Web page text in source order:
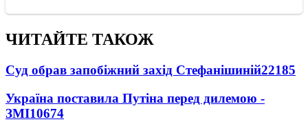
ЧИТАЙТЕ ТАКОЖ
Суд обрав запобіжний захід Стефанішиній22185
Україна поставила Путіна перед дилемою -
ЗМІ10674